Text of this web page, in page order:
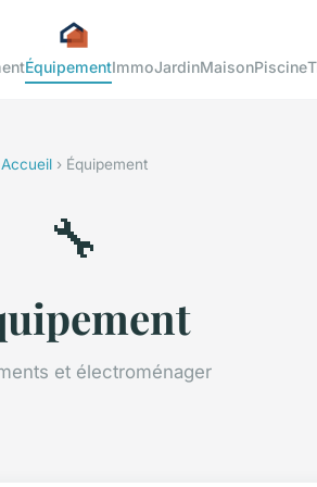
ÉquipementImmoJardinMaisonPiscine
Accueil› Équipement
🔧
et électroménager